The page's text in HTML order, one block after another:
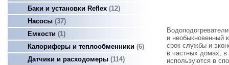
Баки и установки Reflex 12
Насосы 37
Емкости
1
Калориферы и теплообменники 6
Датчики и расходомеры 114
и необыкновенный
срок службы и
в частных домах,
используются в